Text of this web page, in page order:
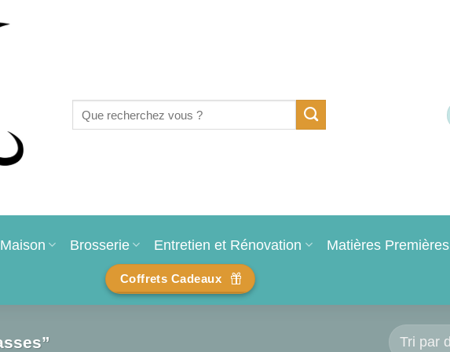
pour :
Maison Brosserie Entretien et Rénovation Matières Premières
Coffrets Cadeaux